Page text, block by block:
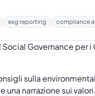
esg reporting compliance
sulla
una narrazione sui